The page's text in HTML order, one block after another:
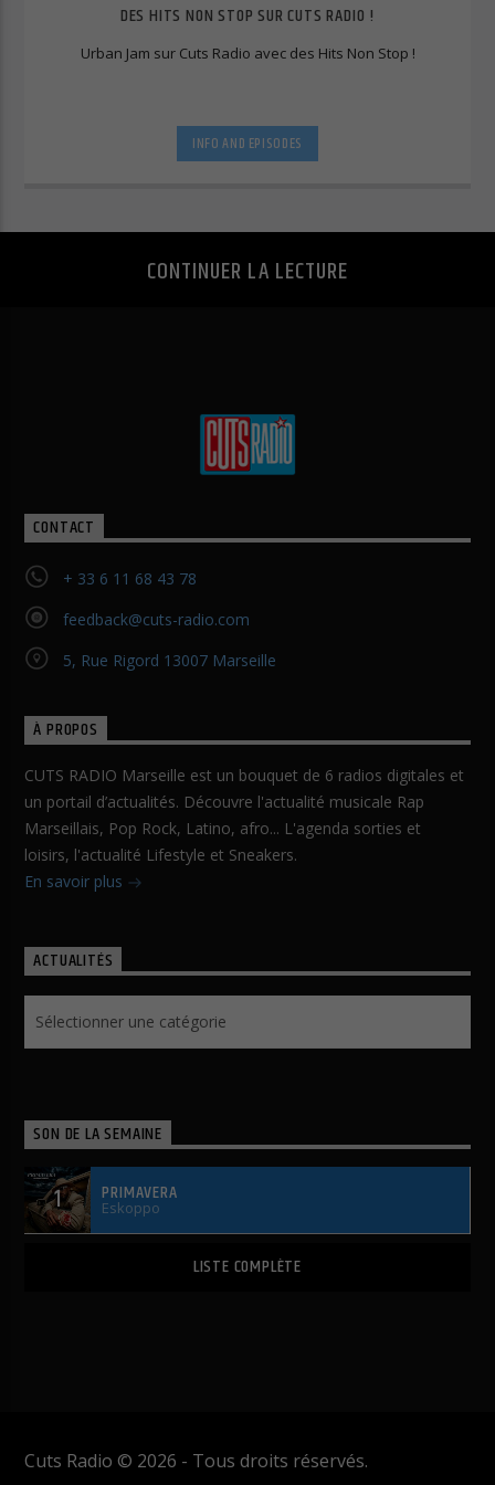
DES HITS NON STOP SUR CUTS RADIO !
Urban Jam sur Cuts Radio avec des Hits Non Stop !
INFO AND EPISODES
CONTINUER LA LECTURE
CONTACT
+ 33 6 11 68 43 78
feedback@cuts-radio.com
5, Rue Rigord 13007 Marseille
À PROPOS
CUTS RADIO Marseille est un bouquet de 6 radios digitales et
un portail d’actualités. Découvre l'actualité musicale Rap
Marseillais, Pop Rock, Latino, afro... L'agenda sorties et
loisirs, l'actualité Lifestyle et Sneakers.
En savoir plus
ACTUALITÉS
SON DE LA SEMAINE
1 PRIMAVERA
Eskoppo
LISTE COMPLÈTE
Cuts Radio © 2026 - Tous droits réservés.